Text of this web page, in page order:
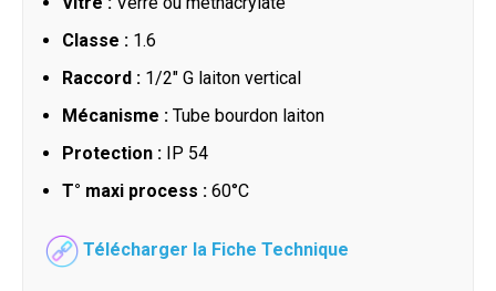
Classe : 1.6
Raccord : 1/2" G laiton vertical
Mécanisme : Tube bourdon laiton
Protection : IP 54
T° maxi process : 60°C
Télécharger la Fiche Technique